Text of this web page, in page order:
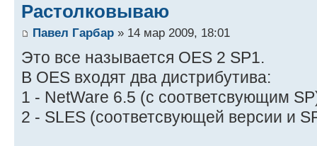
Растолковываю
Павел Гарбар » 14 мар 2009, 18:01
Это все называется OES 2 SP1.
В OES входят два дистрибутива:
1 - NetWare 6.5 (с соответсвующим
2 - SLES (соответсвующей версии и